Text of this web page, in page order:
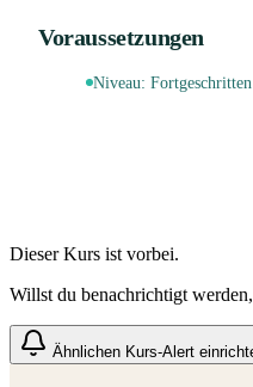
Voraussetzungen
Niveau: Fortgeschritten
Dieser Kurs ist vorbei.
Willst du benachrichtigt
Ähnlichen Kurs-Alert